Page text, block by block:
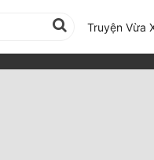
Truyện Vừa